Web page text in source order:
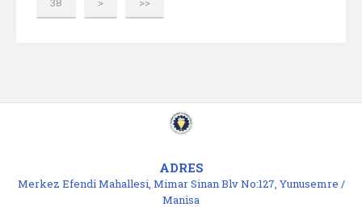
ADRES
Merkez Efendi Mahallesi, Mimar Sinan Blv No:127, Yunusemre /
Manisa